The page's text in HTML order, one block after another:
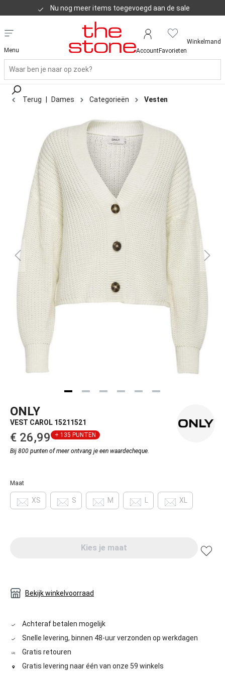
Klanten geven ons een 8,8
Menu AccountFavorieten
Winkelmand
Terug Dames Categorieën Vesten
ONLY
VEST CAROL 15211521
€ 26,99‌ + 135 PUNTEN
Bij 800 punten of meer ontvang je een waardecheque.
Maat
XS S M XL
Kies je maat
Bekijk winkelvoorraad
Achteraf betalen mogelijk
Snelle levering, binnen 48-uur verzonden op werkdagen
Gratis retouren
Gratis levering naar één van onze 59 winkels